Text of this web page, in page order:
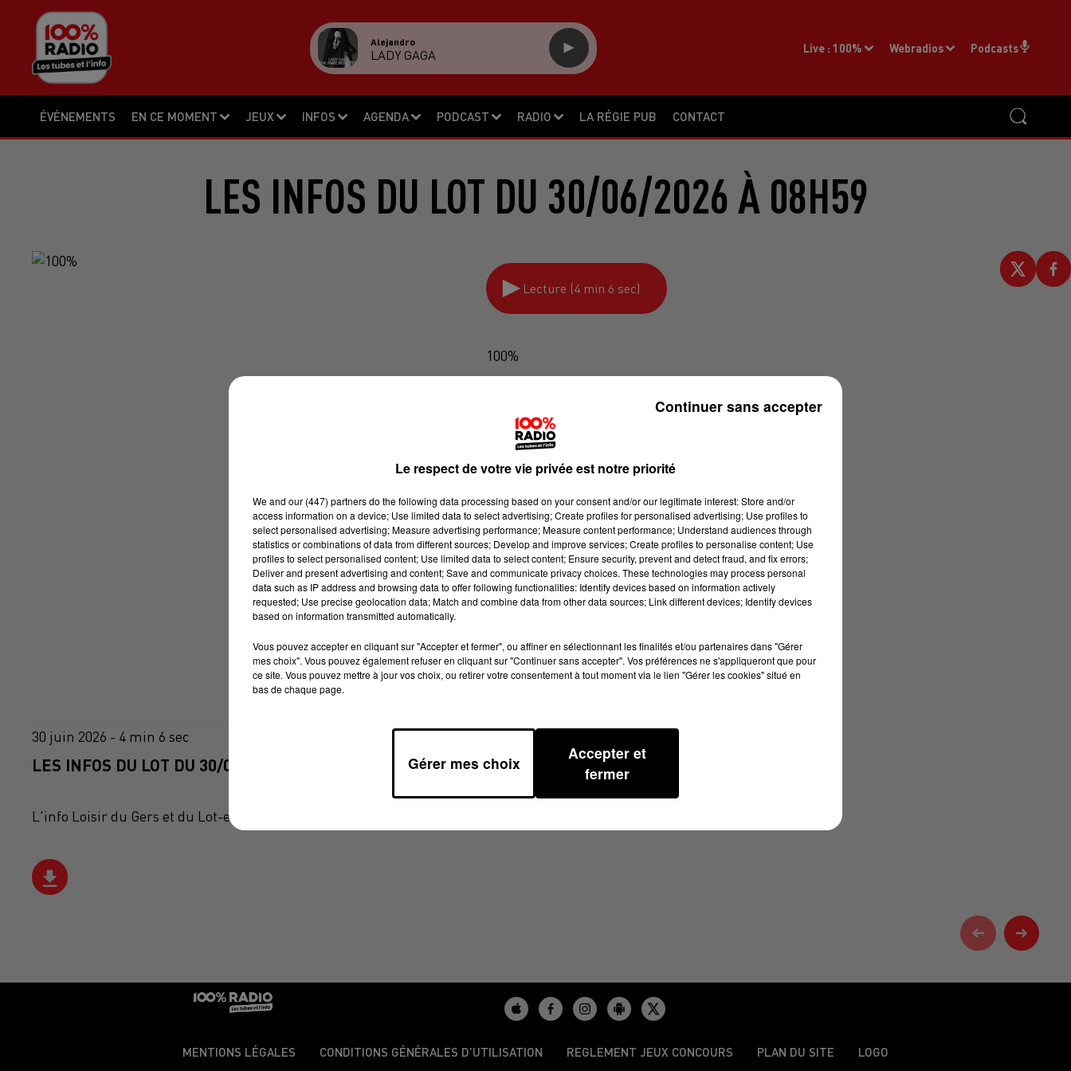
ÉVÉNEMENTS EN CE MOMENT JEUX INFOS AGENDA PODCAST RADIO LA RÉGIE PUB CONTACT
Live : 100% Webradios Podcasts
Alejandro
LADY GAGA
LES INFOS DU LOT DU 30/06/2026 À 08H59
Lecture (4 min 6 sec)
100%
30 juin 2026 - 4 min 6 sec
LES INFOS DU LOT DU 30/06/2026 À 08H59
L'info Loisir du Gers et du Lot-et-Garonne du 30/06/2026
MENTIONS LÉGALES CONDITIONS GÉNÉRALES D’UTILISATION REGLEMENT JEUX CONCOURS PLAN DU SITE LOGO
Le respect de votre vie privée est notre priorité
We and our (447) partnersdo the following data processing based on your consent and/or our legitimate interest: Store and/or
access information on a device; Use limited data to select advertising; Create profiles for personalised advertising; Use profiles to
select personalised advertising; Measure advertising performance; Measure content performance; Understand audiences through
statistics or combinations of data from different sources; Develop and improve services; Create profiles to personalise content; Use
profiles to select personalised content; Use limited data to select content; Ensure security, prevent and detect fraud, and fix errors;
Deliver and present advertising and content; Save and communicate privacy choices. These technologies may process personal
data such as IP address and browsing data to offer following functionalities: Identify devices based on information actively
requested; Use precise geolocation data; Match and combine data from other data sources; Link different devices; Identify devices
based on information transmitted automatically.
Vous pouvez accepter en cliquant sur "Accepter et fermer", ou affiner en sélectionnant les finalités et/ou partenaires dans "Gérer
mes choix". Vous pouvez également refuser en cliquant sur "Continuer sans accepter". Vos préférences ne s'appliqueront que pour
ce site. Vous pouvez mettre à jour vos choix, ou retirer votre consentement à tout moment via le lien "Gérer les cookies" situé en
bas de chaque page.
Gérer mes choix
Accepter et
fermer
Continuer sans accepter